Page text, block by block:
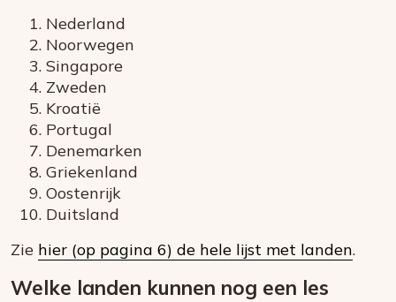
Nederland
Noorwegen
Singapore
Zweden
Kroatië
Portugal
Denemarken
Griekenland
Oostenrijk
Duitsland
Zie hier (op pagina 6) de hele lijst met landen.
Welke landen kunnen nog een les